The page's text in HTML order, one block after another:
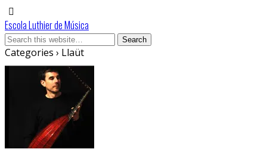
Escola Luthier de Música
Categories › Llaüt